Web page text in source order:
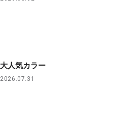
大人気カラー
2026.07.31